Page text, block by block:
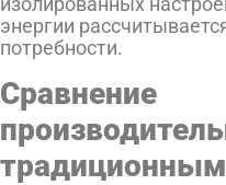
энергии
потребности.
Сравнение